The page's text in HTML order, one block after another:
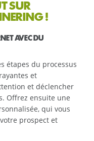
SUR
!
AVEC DU
étapes du processus
et
et déclencher
Offrez ensuite une
qui vous
prospect et